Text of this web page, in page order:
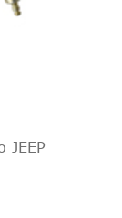
JEEP